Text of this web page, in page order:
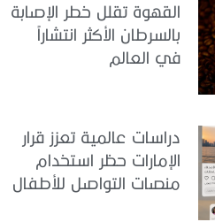
القهوة تقلل خطر الإصابة
بالسرطان الأكثر انتشاراً
في العالم
دراسات عالمية تعزز قرار
الإمارات حظر استخدام
منصات التواصل للأطفال